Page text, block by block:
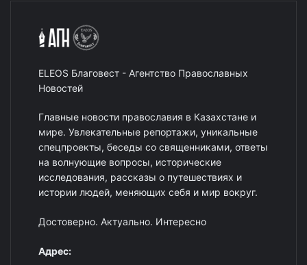
ELEOS Благовест - Агентство Православных
Новостей
Главные новости православия в Казахстане и
мире. Увлекательные репортажи, уникальные
спецпроекты, беседы со священниками, ответы
на волнующие вопросы, исторические
исследования, рассказы о путешествиях и
истории людей, меняющих себя и мир вокруг.
Достоверно. Актуально. Интересно
Адрес: